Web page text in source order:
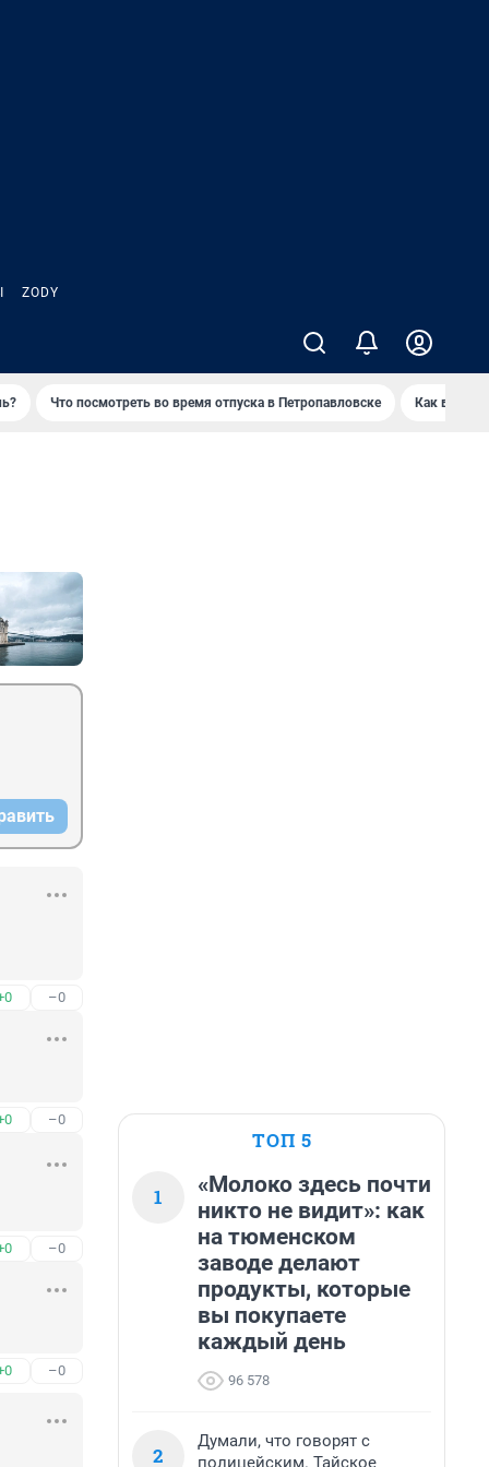
ZODY
Что посмотреть во время отпуска в Петропавловске Как
–0
–0
–0
–0
ТОП 5
1
«Молоко здесь почти
никто не видит»: как
на тюменском
заводе делают
продукты, которые
вы покупаете
каждый день
96 578
2
Думали, что говорят с
полицейским. Тайское